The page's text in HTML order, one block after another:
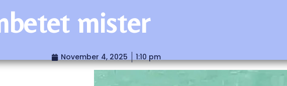
mister
November 4, 2025 1:10 pm